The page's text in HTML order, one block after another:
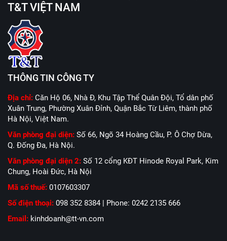
T&T VIỆT NAM
THÔNG TIN CÔNG TY
Địa chỉ: Căn Hộ 06, Nhà Đ, Khu Tập Thể Quân Đội, Tổ dân phố
Xuân Trung, Phường Xuân Đỉnh, Quận Bắc Từ Liêm, thành phố
Hà Nội, Việt Nam.
Văn phòng đại diện: Số 66, Ngõ 34 Hoàng Cầu, P. Ô Chợ Dừa,
Q. Đống Đa, Hà Nội.
Văn phòng đại diện 2: Số 12 cổng KĐT Hinode Royal Park, Kim
Chung, Hoài Đức, Hà Nội
Mã số thuế: 0107603307
Số điện thoại: 098 352 8384 | Phone: 0242 2135 666
Email: kinhdoanh@tt-vn.com